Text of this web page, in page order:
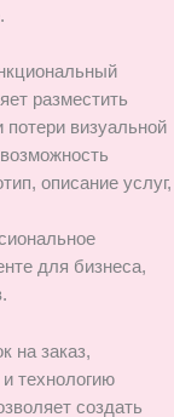
разместить
визуальной
описание услуг,
для бизнеса,
на заказ,
технологию
создать